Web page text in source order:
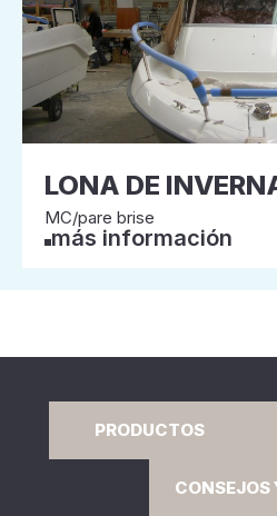
LONA DE
MC/pare brise
más información
PRODUCTOS
CONSEJOS